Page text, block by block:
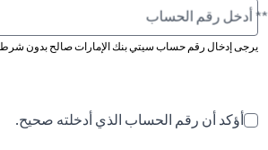
يرجى إدخال رقم حساب سيتي بنك الإمارات صالح بدون
** أدخل رقم الحساب
أؤكد أن رقم الحساب الذي أدخلته صحيح.